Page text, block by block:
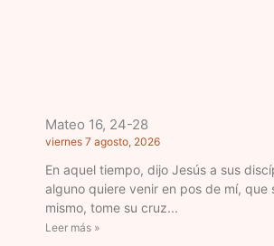
Mateo 16, 24-28
viernes 7 agosto, 2026
En aquel tiempo, dijo Jesús a sus
alguno quiere venir en pos de mí, que
mismo, tome su cruz
Leer más »